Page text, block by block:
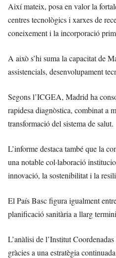
Així mateix, posa en valor la
centres tecnològics i xarxes de
coneixement i la incorporació
A això s’hi suma la capacitat de
assistencials, desenvolupament
Segons l’ICGEA, Madrid ha
rapidesa diagnòstica, combinat a
transformació del sistema de salut.
L’informe destaca també que la
una notable col·laboració
innovació, la sostenibilitat i la
El País Basc figura igualment
planificació sanitària a llarg
L’anàlisi de l’Institut
gràcies a una estratègia